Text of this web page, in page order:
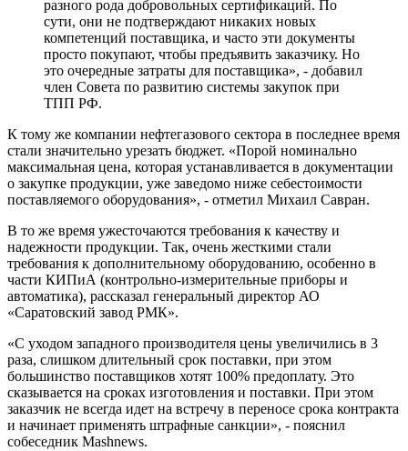
разного рода добровольных сертификаций. По
сути, они не подтверждают никаких новых
компетенций поставщика, и часто эти документы
просто покупают, чтобы предъявить заказчику. Но
это очередные затраты для поставщика», - добавил
член Совета по развитию системы закупок при
ТПП РФ.
К тому же компании нефтегазового сектора в последнее время
стали значительно урезать бюджет. «Порой номинально
максимальная цена, которая устанавливается в документации
о закупке продукции, уже заведомо ниже себестоимости
поставляемого оборудования», - отметил Михаил Савран.
В то же время ужесточаются требования к качеству и
надежности продукции. Так, очень жесткими стали
требования к дополнительному оборудованию, особенно в
части КИПиА (контрольно-измерительные приборы и
автоматика), рассказал генеральный директор АО
«Саратовский завод РМК».
«С уходом западного производителя цены увеличились в 3
раза, слишком длительный срок поставки, при этом
большинство поставщиков хотят 100% предоплату. Это
сказывается на сроках изготовления и поставки. При этом
заказчик не всегда идет на встречу в переносе срока контракта
и начинает применять штрафные санкции», - пояснил
собеседник Mashnews.